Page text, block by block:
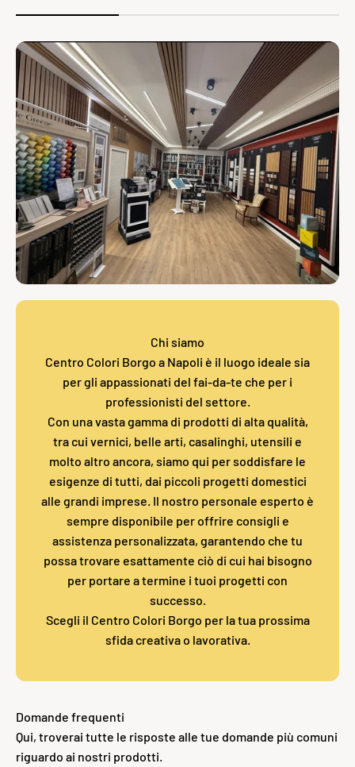
Chi siamo
Centro Colori Borgo a Napoli è il luogo ideale sia
per gli appassionati del fai-da-te che per i
professionisti del settore.
Con una vasta gamma di prodotti di alta qualità,
tra cui vernici, belle arti, casalinghi, utensili e
molto altro ancora, siamo qui per soddisfare le
esigenze di tutti, dai piccoli progetti domestici
alle grandi imprese. Il nostro personale esperto è
sempre disponibile per offrire consigli e
assistenza personalizzata, garantendo che tu
possa trovare esattamente ciò di cui hai bisogno
per portare a termine i tuoi progetti con
successo.
Scegli il Centro Colori Borgo per la tua prossima
sfida creativa o lavorativa.
Domande frequenti
Qui, troverai tutte le risposte alle tue domande più comuni
riguardo ai nostri prodotti.